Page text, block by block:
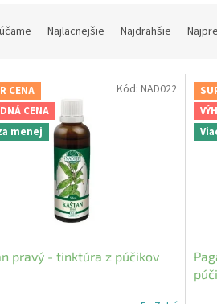
Najlacnejšie Najdrahšie
CENA
CENA
menej
pravý - tinktúra z púčikov
Kód: NAD022